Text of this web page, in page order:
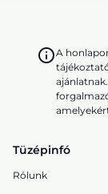
A
Tüzépinfó
Rólunk